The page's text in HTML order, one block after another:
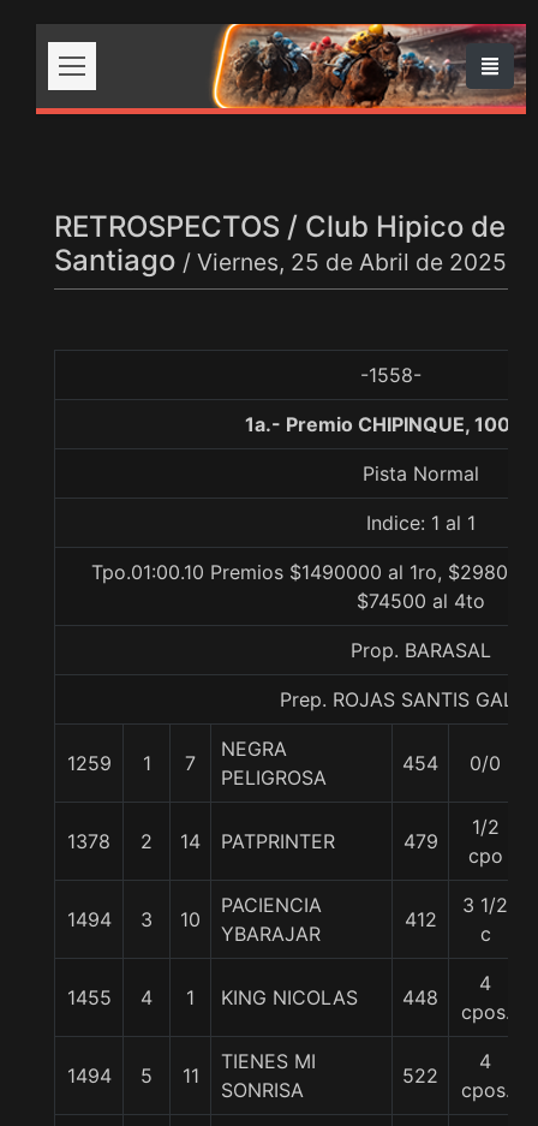
RETROSPECTOS / Club Hipico de
Santiago / Viernes, 25 de Abril de 2025
-1558-
1a.- Premio CHIPINQUE, 1000
Pista Normal
Indice: 1 al 1
Tpo.01:00.10 Premios $1490000 al 1ro,
$74500 al 4to
Prop. BARASAL
Prep. ROJAS SANTIS
1259 1 7
NEGRA
PELIGROSA
454 0/0
1378 2 14 PATPRINTER 479
1/2
cpo
1494 3 10
PACIENCIA
YBARAJAR
412
3 1/2
c
1455 4 1 KING NICOLAS 448
4
cpos.
1494 5 11
TIENES MI
SONRISA
522
4
cpos.